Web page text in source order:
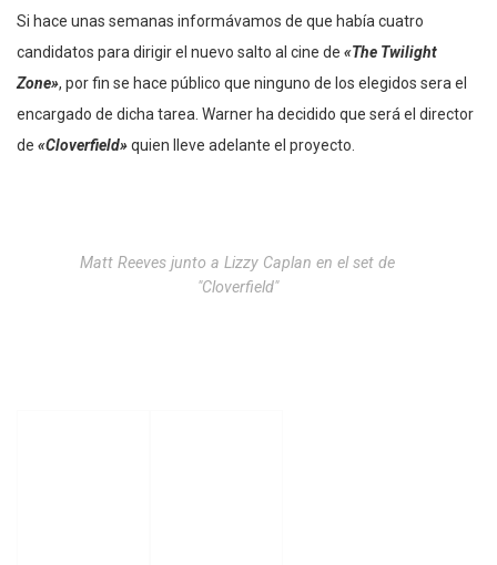
Si hace unas semanas informávamos de que había cuatro
candidatos para dirigir el nuevo salto al cine de «The Twilight
Zone», por fin se hace público que ninguno de los elegidos sera el
encargado de dicha tarea. Warner ha decidido que será el director
de «Cloverfield»quien lleve adelante el proyecto.
Matt Reeves junto a Lizzy Caplan en el set de
"Cloverfield"